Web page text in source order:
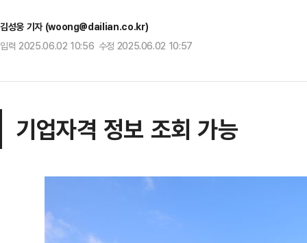
김성웅 기자 (woong@dailian.co.kr)
입력 2025.06.02 10:56 수정 2025.06.02 10:57
기업자격 정보 조회 가능